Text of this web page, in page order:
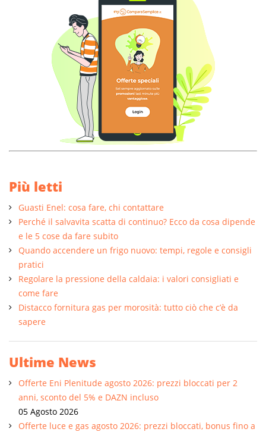
Più letti
Guasti Enel: cosa fare, chi contattare
Perché il salvavita scatta di continuo? Ecco da cosa dipende
e le 5 cose da fare subito
Quando accendere un frigo nuovo: tempi, regole e consigli
pratici
Regolare la pressione della caldaia: i valori consigliati e
come fare
Distacco fornitura gas per morosità: tutto ciò che c’è da
sapere
Ultime News
Offerte Eni Plenitude agosto 2026: prezzi bloccati per 2
anni, sconto del 5% e DAZN incluso
05 Agosto 2026
Offerte luce e gas agosto 2026: prezzi bloccati, bonus fino a